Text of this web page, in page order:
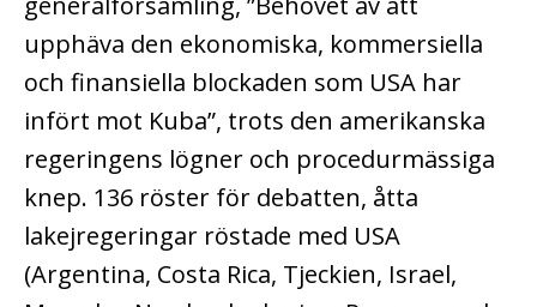
upphäva den ekonomiska, kommersiella
och finansiella blockaden som USA har
infört mot Kuba”, trots den amerikanska
regeringens lögner och procedurmässiga
knep. 136 röster för debatten, åtta
lakejregeringar röstade med USA
(Argentina, Costa Rica, Tjeckien, Israel,